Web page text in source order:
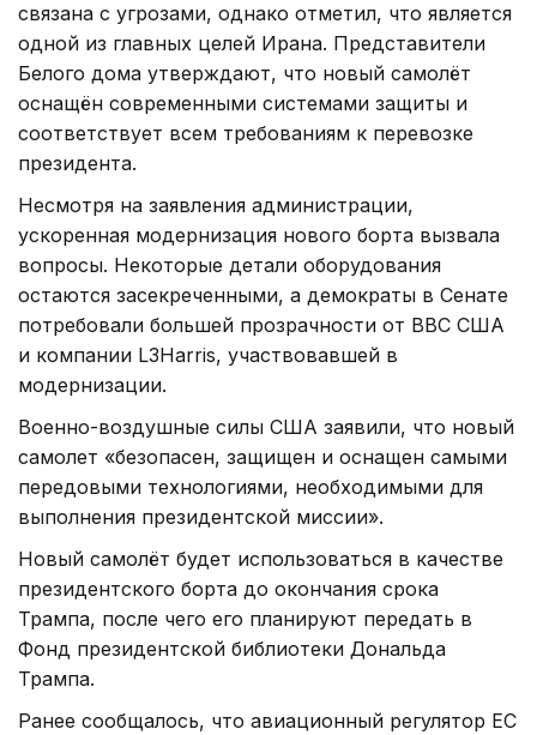
связана с угрозами, однако отметил, что является
одной из главных целей Ирана. Представители
Белого дома утверждают, что новый самолёт
оснащён современными системами защиты и
соответствует всем требованиям к перевозке
президента.
Несмотря на заявления администрации,
ускоренная модернизация нового борта вызвала
вопросы. Некоторые детали оборудования
остаются засекреченными, а демократы в Сенате
потребовали большей прозрачности от ВВС США
и компании L3Harris, участвовавшей в
модернизации.
Военно-воздушные силы США заявили, что новый
самолет «безопасен, защищен и оснащен самыми
передовыми технологиями, необходимыми для
выполнения президентской миссии».
Новый самолёт будет использоваться в качестве
президентского борта до окончания срока
Трампа, после чего его планируют передать в
Фонд президентской библиотеки Дональда
Трампа.
Ранее сообщалось, что авиационный регулятор ЕС